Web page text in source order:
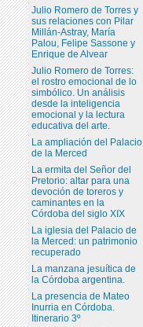
Julio Romero de Torres y
sus relaciones con Pilar
Millán-Astray, María
Palou, Felipe Sassone y
Enrique de Alvear
Julio Romero de Torres:
el rostro emocional de lo
simbólico. Un análisis
desde la inteligencia
emocional y la lectura
educativa del arte.
La ampliación del Palacio
de la Merced
La ermita del Señor del
Pretorio: altar para una
devoción de toreros y
caminantes en la
Córdoba del siglo XIX
La iglesia del Palacio de
la Merced: un patrimonio
recuperado
La manzana jesuítica de
la Córdoba argentina.
La presencia de Mateo
Inurria en Córdoba.
Itinerario 3º